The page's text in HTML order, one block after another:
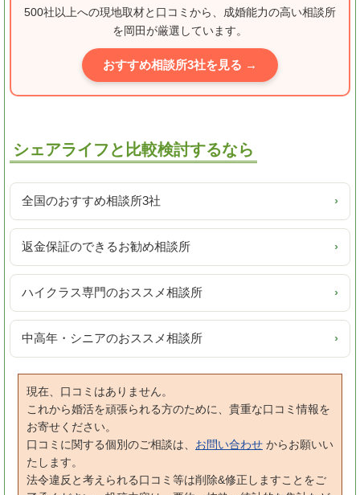
500社以上への現地取材と口コミから、成婚能力の高い相談所
を岡田が厳選しています。
おすすめ相談所3社を見る →
シェアライフと比較検討するなら
全国のおすすめ相談所3社 ›
返金保証のできるお勧め相談所 ›
ハイクラス専門のおススメ相談所 ›
中高年・シニアのおススメ相談所 ›
現在、口コミはありません。
これから婚活を頑張られる方のために、貴重な口コミ情報を
お寄せください。
口コミに関する個別のご相談は、 お問い合わせ からお願いい
たします。
法令違反と考えられる口コミ等は削除&修正しますことをご